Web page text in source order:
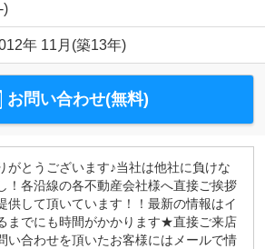
)
年 11月(築13年)
お問い合わせ(無料)
がとうございます♪当社は他社に負けな
！各沿線の各不動産会社様へ直接ご挨拶
供して頂いています！！最新の情報はイ
までにも時間がかかります★直接ご来店
い合わせを頂いたお客様にはメールで情